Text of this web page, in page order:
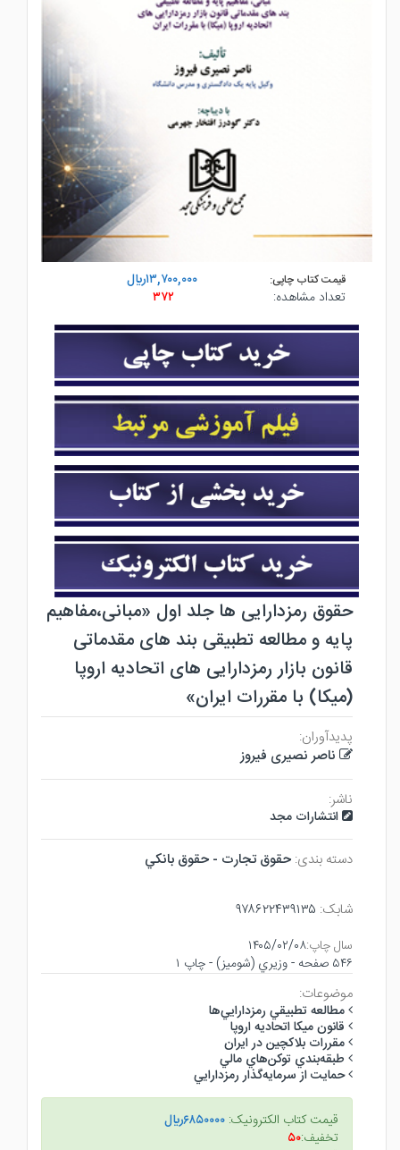
قیمت کتاب چاپی:
۱۳,۷۰۰,۰۰۰ريال
تعداد مشاهده:
۳۷۲
حقوق رمزدارایی ها جلد اول «مبانی،مفاهیم
پایه و مطالعه تطبیقی بند های مقدماتی
قانون بازار رمزدارایی های اتحادیه اروپا
(میکا) با مقررات ایران»
پدیدآوران:
ناصر نصیری فیروز
ناشر:
انتشارات مجد
دسته بندی: حقوق تجارت - حقوق بانكي
شابک: ۹۷۸۶۲۲۴۳۹۱۳۵
سال چاپ:۱۴۰۵/۰۲/۰۸
۵۴۶ صفحه - وزيري (شوميز) - چاپ ۱
موضوعات:
مطالعه تطبيقي رمزدارايي‌ها
قانون ميكا اتحاديه اروپا
مقررات بلاكچين در ايران
طبقه‌بندي توكن‌هاي مالي
حمايت از سرمايه‌گذار رمزدارايي
قیمت کتاب الکترونیک: ۶۸۵۰۰۰۰ريال
تخفیف:۵۰